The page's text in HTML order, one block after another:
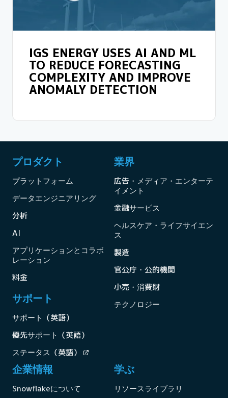
IGS ENERGY USES AI AND ML
TO REDUCE FORECASTING
COMPLEXITY AND IMPROVE
ANOMALY DETECTION
プロダクト
プラットフォーム
データエンジニアリング
分析
AI
アプリケーションとコラボ
レーション
料金
サポート
サポート（英語）
優先サポート（英語）
ステータス（英語）
業界
広告・メディア・エンターテ
イメント
金融サービス
ヘルスケア・ライフサイエン
ス
製造
官公庁・公的機関
小売・消費財
テクノロジー
企業情報
Snowflakeについて
学ぶ
リソースライブラリ